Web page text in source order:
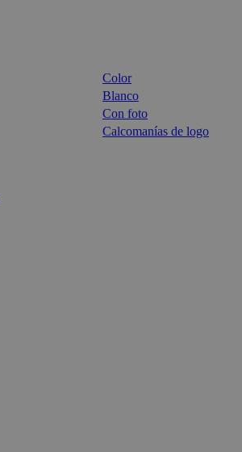
Color
Blanco
Con foto
Calcomanías de logo